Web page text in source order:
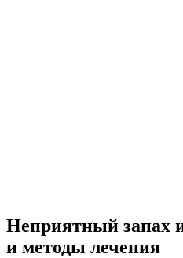
Неприятный запах
и методы лечения